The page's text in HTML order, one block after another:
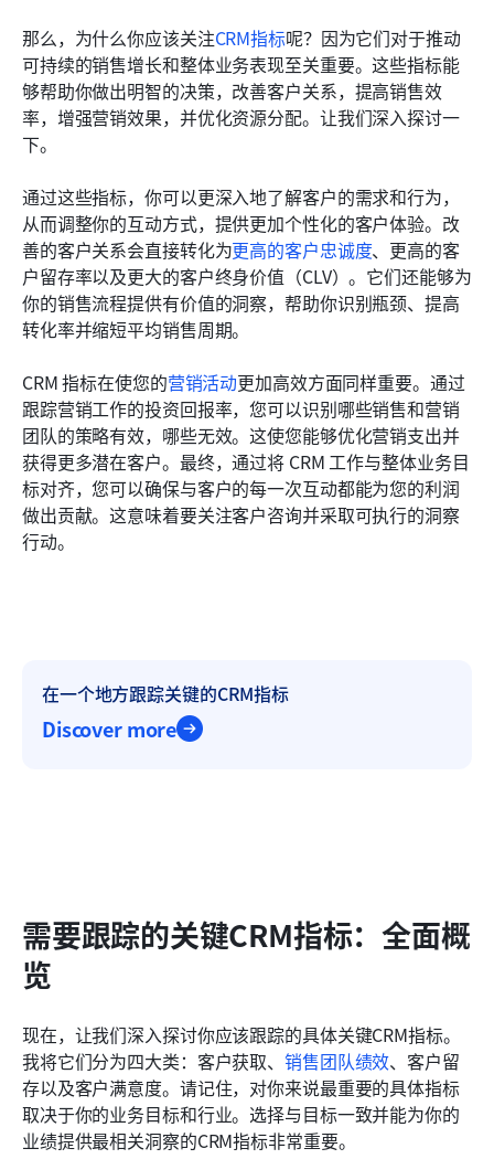
那么，为什么你应该关注CRM指标呢？因为它们对于推动
可持续的销售增长和整体业务表现至关重要。这些指标能
够帮助你做出明智的决策，改善客户关系，提高销售效
率，增强营销效果，并优化资源分配。让我们深入探讨一
下。
通过这些指标，你可以更深入地了解客户的需求和行为，
从而调整你的互动方式，提供更加个性化的客户体验。改
善的客户关系会直接转化为更高的客户忠诚度、更高的客
户留存率以及更大的客户终身价值（CLV）。它们还能够为
你的销售流程提供有价值的洞察，帮助你识别瓶颈、提高
转化率并缩短平均销售周期。
CRM 指标在使您的营销活动更加高效方面同样重要。通过
跟踪营销工作的投资回报率，您可以识别哪些销售和营销
团队的策略有效，哪些无效。这使您能够优化营销支出并
获得更多潜在客户。最终，通过将 CRM 工作与整体业务目
标对齐，您可以确保与客户的每一次互动都能为您的利润
做出贡献。这意味着要关注客户咨询并采取可执行的洞察
行动。
在一个地方跟踪关键的CRM指标
Discover more
需要跟踪的关键CRM指标：全面概
览
现在，让我们深入探讨你应该跟踪的具体关键CRM指标。
我将它们分为四大类：客户获取、销售团队绩效、客户留
存以及客户满意度。请记住，对你来说最重要的具体指标
取决于你的业务目标和行业。选择与目标一致并能为你的
业绩提供最相关洞察的CRM指标非常重要。